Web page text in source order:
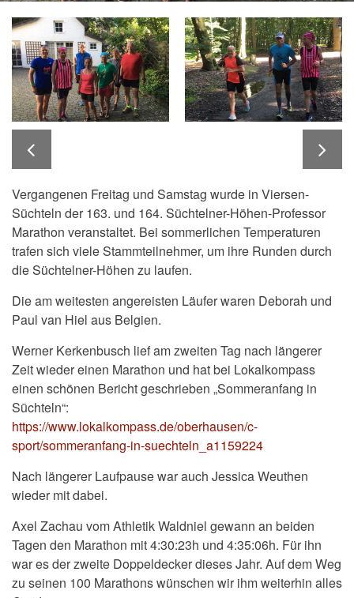
Vergangenen Freitag und Samstag wurde in Viersen-
Süchteln der 163. und 164. Süchtelner-Höhen-Professor
Marathon veranstaltet. Bei sommerlichen Temperaturen
trafen sich viele Stammteilnehmer, um ihre Runden durch
die Süchtelner-Höhen zu laufen.
Die am weitesten angereisten Läufer waren Deborah und
Paul van Hiel aus Belgien.
Werner Kerkenbusch lief am zweiten Tag nach längerer
Zeit wieder einen Marathon und hat bei Lokalkompass
einen schönen Bericht geschrieben „Sommeranfang in
Süchteln“:
https://www.lokalkompass.de/oberhausen/c-
sport/sommeranfang-in-suechteln_a1159224
Nach längerer Laufpause war auch Jessica Weuthen
wieder mit dabei.
Axel Zachau vom Athletik Waldniel gewann an beiden
Tagen den Marathon mit 4:30:23h und 4:35:06h. Für ihn
war es der zweite Doppeldecker dieses Jahr. Auf dem Weg
zu seinen 100 Marathons wünschen wir ihm weiterhin alles